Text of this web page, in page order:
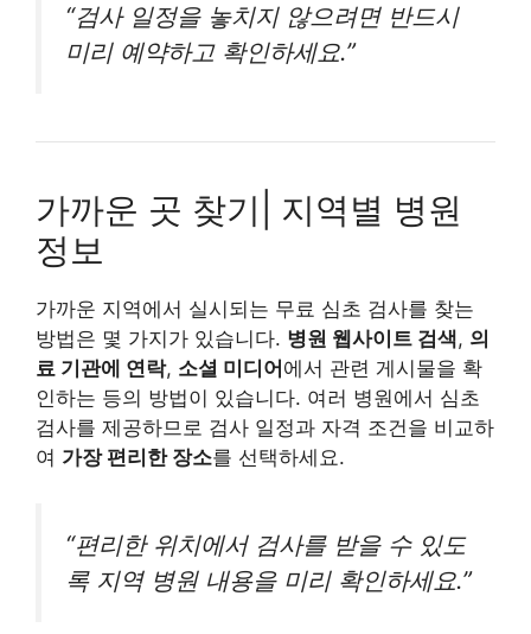
“검사 일정을 놓치지 않으려면 반드시
미리 예약하고 확인하세요.”
가까운 곳 찾기| 지역별 병원
정보
가까운 지역에서 실시되는 무료 심초 검사를 찾는
방법은 몇 가지가 있습니다. 병원 웹사이트 검색, 의
료 기관에 연락, 소셜 미디어 에서 관련 게시물을 확
인하는 등의 방법이 있습니다. 여러 병원에서 심초
검사를 제공하므로 검사 일정과 자격 조건을 비교하
여 가장 편리한 장소를 선택하세요.
“편리한 위치에서 검사를 받을 수 있도
록 지역 병원 내용을 미리 확인하세요.”